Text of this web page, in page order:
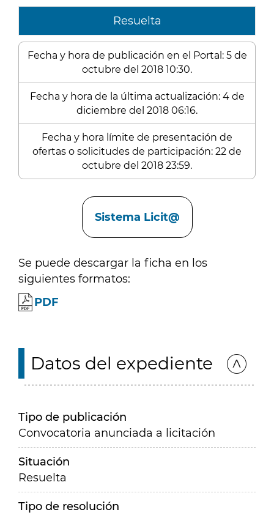
Resuelta
Fecha y hora de publicación en el Portal: 5 de
octubre del 2018 10:30.
Fecha y hora de la última actualización: 4 de
diciembre del 2018 06:16.
Fecha y hora límite de presentación de
ofertas o solicitudes de participación: 22 de
octubre del 2018 23:59.
Sistema Licit@
Se puede descargar la ficha en los
siguientes formatos:
PDF
Datos del expediente
Tipo de publicación
Convocatoria anunciada a licitación
Situación
Resuelta
Tipo de resolución